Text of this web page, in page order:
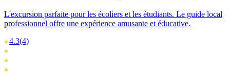
L'excursion parfaite pour les écoliers et les étudiants. Le guide local
professionnel offre une expérience amusante et éducative.
4.3(4)